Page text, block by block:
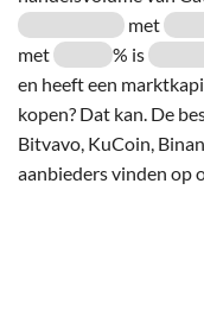
met
met
% is
en heeft een
kopen? Dat kan. De
Bitvavo, KuCoin,
aanbieders vinden op